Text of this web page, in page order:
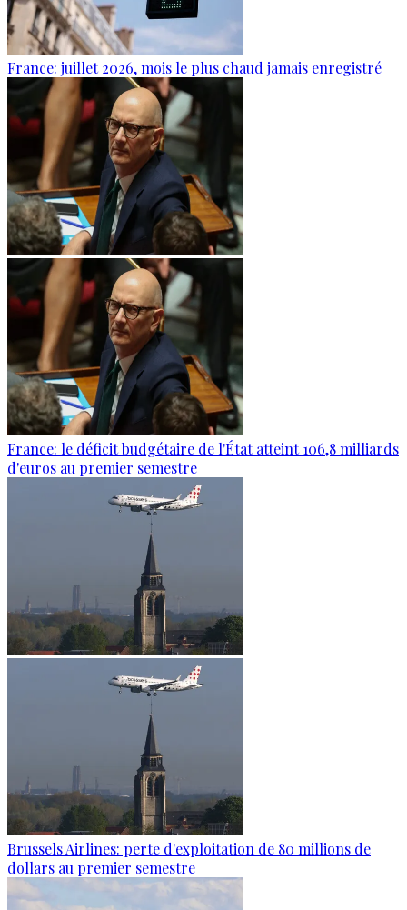
France: juillet 2026, mois le plus chaud jamais enregistré
France: le déficit budgétaire de l'État atteint 106,8 milliards
d'euros au premier semestre
Brussels Airlines: perte d'exploitation de 80 millions de
dollars au premier semestre